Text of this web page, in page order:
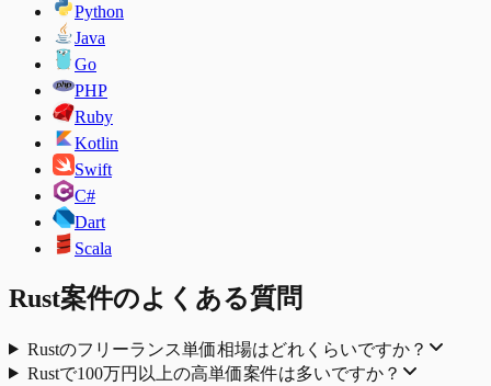
Python
Java
Go
PHP
Ruby
Kotlin
Swift
C#
Dart
Scala
Rust案件のよくある質問
Rustのフリーランス単価相場はどれくらいですか？
Rustで100万円以上の高単価案件は多いですか？